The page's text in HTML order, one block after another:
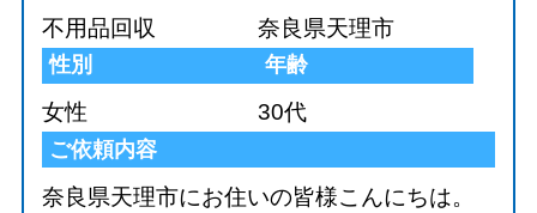
不用品回収 奈良県天理市
性別
女性
年齢
30代
ご依頼内容
奈良県天理市にお住いの皆様こんにちは。